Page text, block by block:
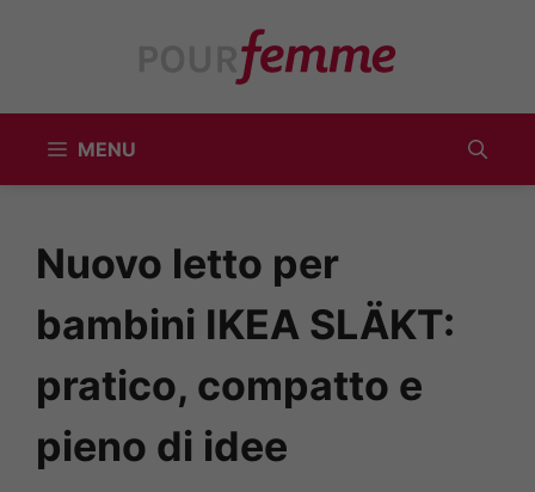
MENU
Nuovo letto per
bambini IKEA SLÄKT:
pratico, compatto e
pieno di idee